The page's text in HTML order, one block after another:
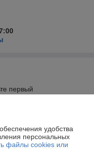
первый
удобства
персональных
файлы cookies или